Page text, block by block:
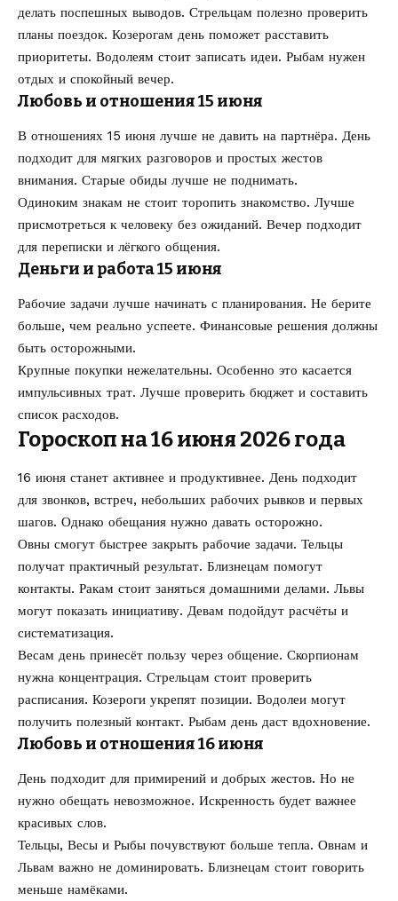
делать поспешных выводов. Стрельцам полезно проверить
планы поездок. Козерогам день поможет расставить
приоритеты. Водолеям стоит записать идеи. Рыбам нужен
отдых и спокойный вечер.
Любовь и отношения 15 июня
В отношениях 15 июня лучше не давить на партнёра. День
подходит для мягких разговоров и простых жестов
внимания. Старые обиды лучше не поднимать.
Одиноким знакам не стоит торопить знакомство. Лучше
присмотреться к человеку без ожиданий. Вечер подходит
для переписки и лёгкого общения.
Деньги и работа 15 июня
Рабочие задачи лучше начинать с планирования. Не берите
больше, чем реально успеете. Финансовые решения должны
быть осторожными.
Крупные покупки нежелательны. Особенно это касается
импульсивных трат. Лучше проверить бюджет и составить
список расходов.
Гороскоп на 16 июня 2026 года
16 июня станет активнее и продуктивнее. День подходит
для звонков, встреч, небольших рабочих рывков и первых
шагов. Однако обещания нужно давать осторожно.
Овны смогут быстрее закрыть рабочие задачи. Тельцы
получат практичный результат. Близнецам помогут
контакты. Ракам стоит заняться домашними делами. Львы
могут показать инициативу. Девам подойдут расчёты и
систематизация.
Весам день принесёт пользу через общение. Скорпионам
нужна концентрация. Стрельцам стоит проверить
расписания. Козероги укрепят позиции. Водолеи могут
получить полезный контакт. Рыбам день даст вдохновение.
Любовь и отношения 16 июня
День подходит для примирений и добрых жестов. Но не
нужно обещать невозможное. Искренность будет важнее
красивых слов.
Тельцы, Весы и Рыбы почувствуют больше тепла. Овнам и
Львам важно не доминировать. Близнецам стоит говорить
меньше намёками.